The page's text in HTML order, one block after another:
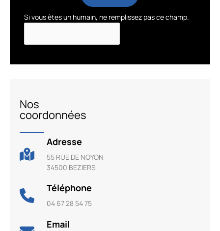
Si vous êtes un humain, ne remplissez pas ce champ.
Nos
coordonnées
Adresse
55 RUE DE NOYON
34500 BEZIERS
Téléphone
04 67 28 54 75
Email